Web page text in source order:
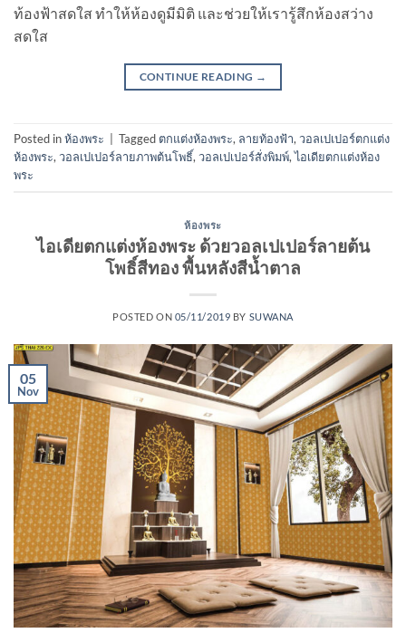
ท้องฟ้าสดใส ทำให้ห้องดูมีมิติ และช่วยให้เรารู้สึกห้องสว่าง
สดใส
CONTINUE READING →
Posted inห้องพระ Tagged ตกแต่งห้องพระ, ลายท้องฟ้า,วอลเปเปอร์ตกแต่ง
ห้องพระ,วอลเปเปอร์ลายภาพต้นโพธิ์,วอลเปเปอร์สั่งพิมพ์,ไอเดียตกแต่งห้อง
พระ
ห้องพระ
ไอเดียตกแต่งห้องพระ ด้วยวอลเปเปอร์ลายต้น
โพธิ์สีทอง พื้นหลังสีน้ำตาล
POSTED ON 05/11/2019 BY SUWANA
05
Nov